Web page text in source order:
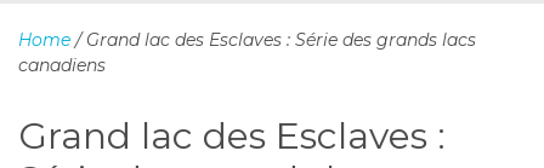
k
o
Home / Grand lac des Esclaves : Série des grands lacs
canadiens
Grand lac des Esclaves :